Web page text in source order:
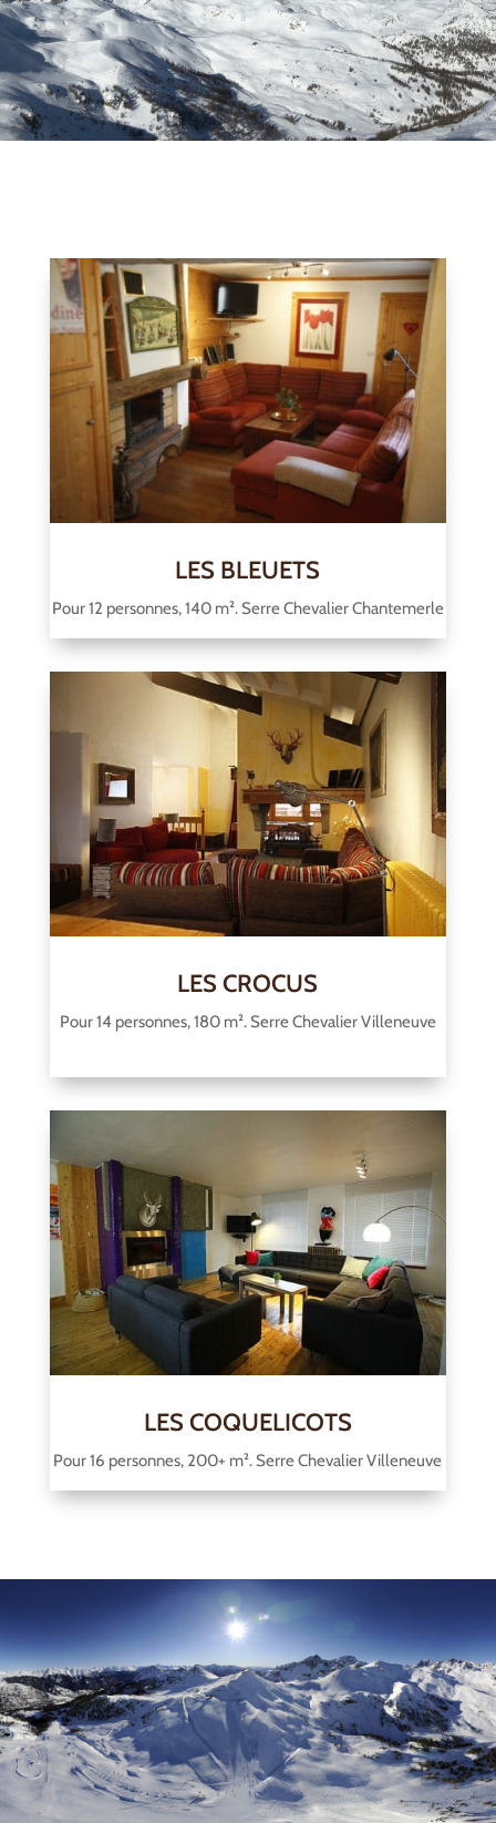
LES BLEUETS
Pour 12 personnes, 140 m². Serre Chevalier Chantemerle
LES CROCUS
Pour 14 personnes, 180 m². Serre Chevalier Villeneuve
LES COQUELICOTS
Pour 16 personnes, 200+ m². Serre Chevalier Villeneuve